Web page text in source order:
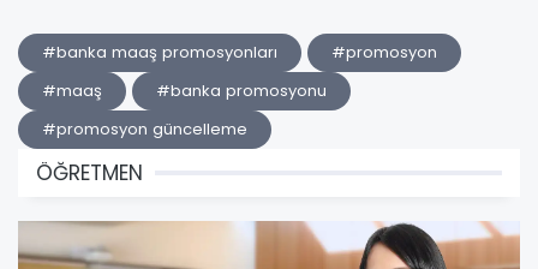
#banka maaş promosyonları
#promosyon
#maaş
#banka promosyonu
#promosyon güncelleme
ÖĞRETMEN